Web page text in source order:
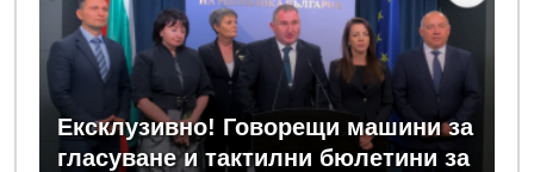
Ексклузивно! Говорещи машини за
гласуване и тактилни бюлетини за